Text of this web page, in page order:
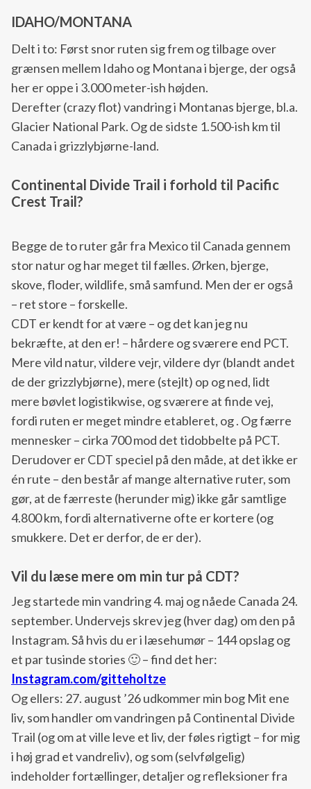
IDAHO/MONTANA
Delt i to: Først snor ruten sig frem og tilbage over
grænsen mellem Idaho og Montana i bjerge, der også
her er oppe i 3.000 meter-ish højden.
Derefter (crazy flot) vandring i Montanas bjerge, bl.a.
Glacier National Park. Og de sidste 1.500-ish km til
Canada i grizzlybjørne-land.
Continental Divide Trail i forhold til Pacific
Crest Trail?
Begge de to ruter går fra Mexico til Canada gennem
stor natur og har meget til fælles. Ørken, bjerge,
skove, floder, wildlife, små samfund. Men der er også
– ret store – forskelle.
CDT er kendt for at være – og det kan jeg nu
bekræfte, at den er! – hårdere og sværere end PCT.
Mere vild natur, vildere vejr, vildere dyr (blandt andet
de der grizzlybjørne), mere (stejlt) op og ned, lidt
mere bøvlet logistikwise, og sværere at finde vej,
fordi ruten er meget mindre etableret, og . Og færre
mennesker – cirka 700 mod det tidobbelte på PCT.
Derudover er CDT speciel på den måde, at det ikke er
én rute – den består af mange alternative ruter, som
gør, at de færreste (herunder mig) ikke går samtlige
4.800 km, fordi alternativerne ofte er kortere (og
smukkere. Det er derfor, de er der).
Vil du læse mere om min tur på CDT?
Jeg startede min vandring 4. maj og nåede Canada 24.
september. Undervejs skrev jeg (hver dag) om den på
Instagram. Så hvis du er i læsehumør – 144 opslag og
et par tusinde stories 🙂 – find det her:
Instagram.com/gitteholtze
Og ellers: 27. august ’26 udkommer min bog Mit ene
liv, som handler om vandringen på Continental Divide
Trail (og om at ville leve et liv, der føles rigtigt – for mig
i høj grad et vandreliv), og som (selvfølgelig)
indeholder fortællinger, detaljer og refleksioner fra